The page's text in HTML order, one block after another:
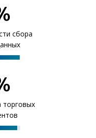
сбора
торговых